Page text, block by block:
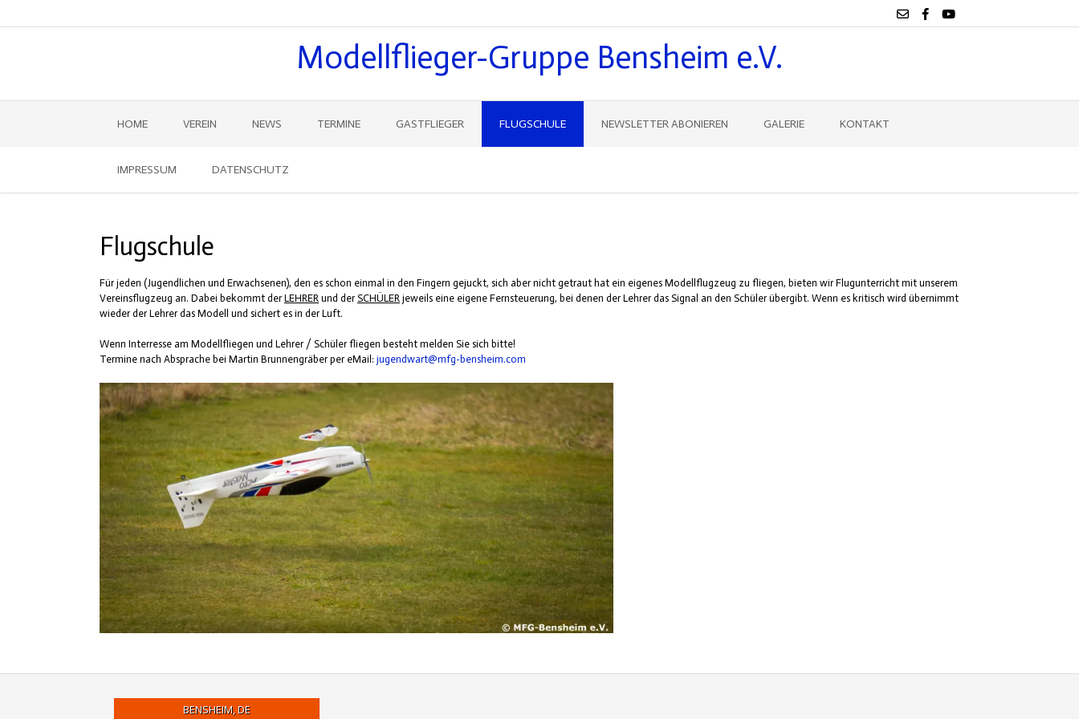
Modellflieger-Gruppe Bensheim e.V.
HOME VEREIN NEWS TERMINE GASTFLIEGER FLUGSCHULE NEWSLETTER ABONIEREN GALERIE KONTAKT
IMPRESSUM DATENSCHUTZ
Flugschule
Für jeden (Jugendlichen und Erwachsenen), den es schon einmal in den Fingern gejuckt, sich aber nicht getraut hat ein eigenes Modellflugzeug zu fliegen, bieten wir Flugunterricht mit unserem
Vereinsflugzeug an. Dabei bekommt der LEHRER und der SCHÜLER jeweils eine eigene Fernsteuerung, bei denen der Lehrer das Signal an den Schüler übergibt. Wenn es kritisch wird übernimmt
wieder der Lehrer das Modell und sichert es in der Luft.
Wenn Interresse am Modellfliegen und Lehrer / Schüler fliegen besteht melden Sie sich bitte!
Termine nach Absprache bei Martin Brunnengräber per eMail: jugendwart@mfg-bensheim.com
BENSHEIM, DE